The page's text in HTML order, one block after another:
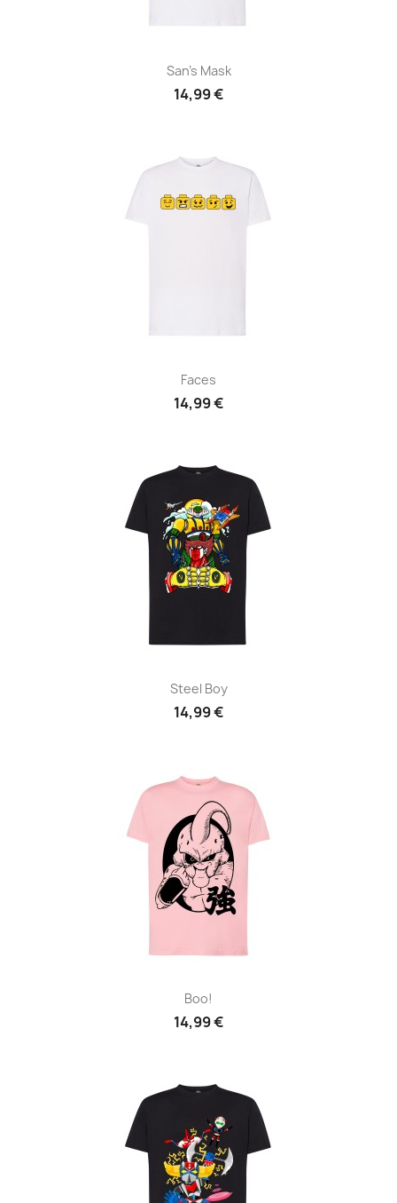
San's Mask
14,99 €
Faces
14,99 €
Steel Boy
14,99 €
Boo!
14,99 €